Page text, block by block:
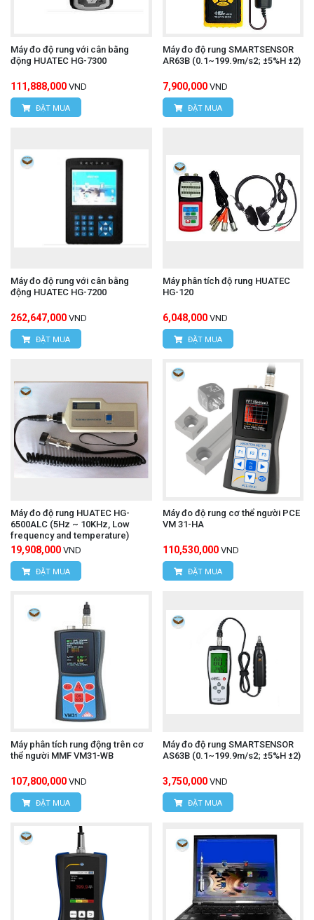
Máy đo độ rung với cân bằng
động HUATEC HG-7300
111,888,000 VND
ĐẶT MUA
Máy đo độ rung SMARTSENSOR
AR63B (0.1~199.9m/s2; ±5%H ±2)
7,900,000 VND
ĐẶT MUA
Máy đo độ rung với cân bằng
động HUATEC HG-7200
262,647,000 VND
ĐẶT MUA
Máy phân tích độ rung HUATEC
HG-120
6,048,000 VND
ĐẶT MUA
Máy đo độ rung HUATEC HG-
6500ALC (5Hz ~ 10KHz, Low
frequency and temperature)
19,908,000 VND
ĐẶT MUA
Máy đo độ rung cơ thể người PCE
VM 31-HA
110,530,000 VND
ĐẶT MUA
Máy phân tích rung động trên cơ
thể người MMF VM31-WB
107,800,000 VND
ĐẶT MUA
Máy đo độ rung SMARTSENSOR
AS63B (0.1~199.9m/s2; ±5%H ±2)
3,750,000 VND
ĐẶT MUA